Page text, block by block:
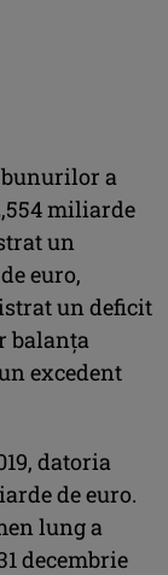
a
miliarde
un
euro,
un deficit
balanţa
excedent
datoria
de euro.
lung a
decembrie